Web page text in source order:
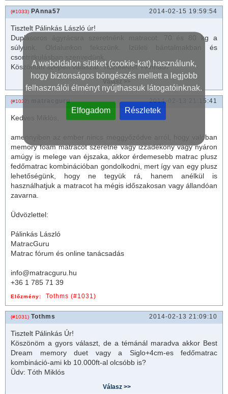
A weboldalon sütiket (cookie-kat) használunk,
hogy biztonságos böngészés mellett a legjobb
felhasználói élményt nyújthassuk látogatóinknak.
Elfogadom Részletek
(#1033) PAnna57 2014-02-15 19:59:54
Tisztelt Pálinkás László úr!
Duplasoros ágyrácsra szeretnénk
ot. 70 és 80 kg a
súlyunk. Oldalunkon fekszünk. Izületi bántalmakban és
csontritkulásban szenvedünk.
Köszönöm szépen válaszát. Tisztelettel: PAnna57
(#1032) matracguru 2014-02-13 21:15:41
Kedves Miklós,
amennyiben az ember nincs meggyőződve arról, hogy valóban
memory foam matracot szeretne vagy izzadékony vagy nyáron
amúgy is melege van éjszaka, akkor érdemesebb matrac plusz
fedőmatrac kombinációban gondolkodni, mert így van egy plusz
lehetőségünk, hogy ne tegyük rá, hanem anélkül is
használhatjuk a matracot ha mégis időszakosan vagy állandóan
zavarna.
Üdvözlettel:
Pálinkás László
MatracGuru
Matrac fórum és online tanácsadás
info@matracguru.hu
+36 1 785 71 39
Előzmény: Tothms (#1031)
(#1031) Tothms 2014-02-13 21:09:10
Tisztelt Pálinkás Úr!
Köszönöm a gyors választ, de a témánál maradva akkor Best
Dream memory duet vagy a Siglo+4cm-es fedőmatrac
kombináció-ami kb 10.000ft-al olcsóbb is?
Üdv: Tóth Miklós